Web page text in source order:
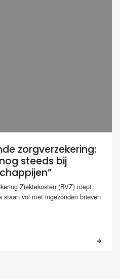
zorgverzekering:
steeds bij
Ziektekosten (BVZ) roept
staan vol met ingezonden brieven